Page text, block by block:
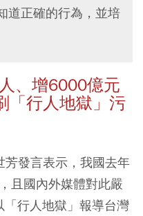
道正確的行為，並培
、增6000億元
行人地獄」污
發言表示，我國去年
且國內外媒體對此嚴
「行人地獄」報導台灣